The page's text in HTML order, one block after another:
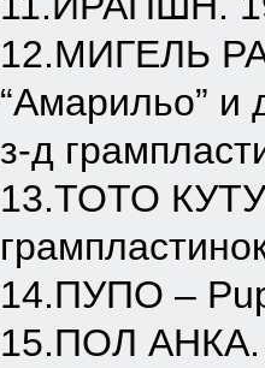
12.МИГЕЛЬ
“Амарильо”
з-д
13.ТОТО
14.ПУПО –
15.ПОЛ АНКА.